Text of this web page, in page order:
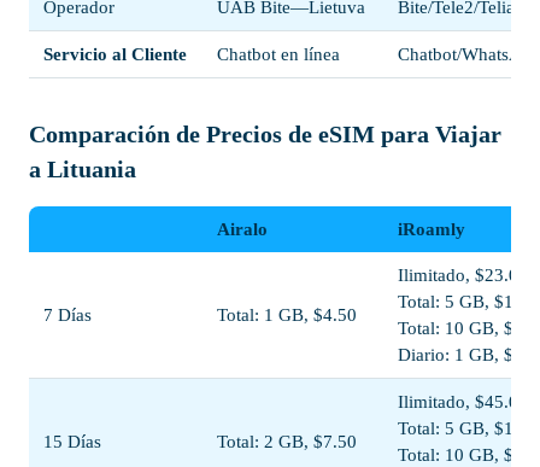
Operador UAB Bite—Lietuva Bite/Tele2/Telia
Servicio al Cliente Chatbot en línea Chatbot/
Comparación de Precios de eSIM para Viajar
a Lituania
Airalo iRoamly
7 Días Total: 1 GB, $4.50
Ilimitado, $23.00
Total: 5 GB,
Total: 10 GB,
Diario: 1 GB,
15 Días Total: 2 GB, $7.50
Ilimitado, $45.00
Total: 5 GB,
Total: 10 GB,